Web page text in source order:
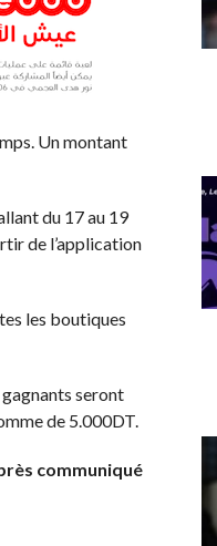
Un montant
du 17 au 19
de l’application
les boutiques
seront
de 5.000DT.
communiqué